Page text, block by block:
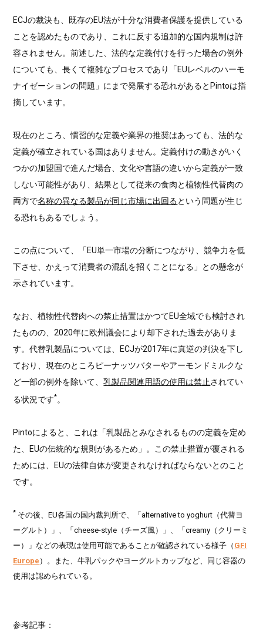
ECJの裁決も、既存のEU法が十分な消費者保護を提供している
ことを認めたものであり、これに反する追加的な国内規制は許
容されません。前述した、法的な定義付けを行った場合の例外
についても、長くて複雑なプロセスであり「EUレベルのハーモ
ナイゼーションの問題」にまで発展する恐れがあるとPintoは指
摘しています。
現在のところ、慣習的な定義や業界の推奨はあっても、法的な
定義が確立されている国はありません。定義付けの動きがいく
つかの加盟国で進んだ場合、文化や言語の違いから定義が一致
しない可能性があり、結果として従来の食肉と植物性代替肉の
両方で名称の異なる製品が同じ市場に出回るという問題が生じ
る恐れもあるでしょう。
この点について、「EU単一市場の分断につながり、競争力を低
下させ、かえって消費者の混乱を招くことになる」との懸念が
示されています。
なお、植物性代替肉への禁止措置はかつてEU全域でも検討され
たものの、2020年に欧州議会により却下された過去がありま
す。代替乳製品については、ECJが2017年に真逆の判決を下し
ており、現在のところピーナッツバターやアーモンドミルクな
ど一部の例外を除いて、乳製品関連用語の使用は禁止されてい
る状況です*。
Pintoによると、これは「乳製品とみなされるものの定義を定め
た、EUの伝統的な規則があるため」。この禁止措置が覆される
ためには、EUの法律自体が変更されなければならないとのこと
です。
* その後、EU各国の国内裁判所で、「alternative to yoghurt（代替ヨ
ーグルト）」、「cheese-style（チーズ風）」、「creamy（クリーミ
ー）」などの表現は使用可能であることが確認されている様子（ GFI
Europe ）。また、牛乳パックやヨーグルトカップなど、同じ容器の
使用は認められている。
参考記事：